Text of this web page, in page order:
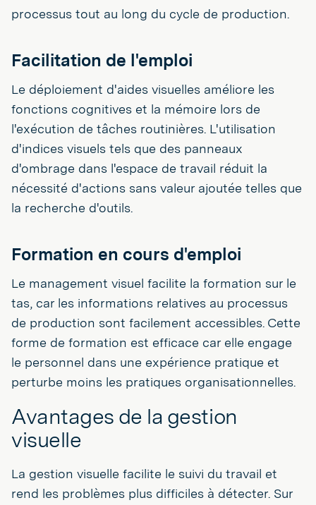
processus tout au long du cycle de production.
Facilitation de l'emploi
Le déploiement d'aides visuelles améliore les
fonctions cognitives et la mémoire lors de
l'exécution de tâches routinières. L'utilisation
d'indices visuels tels que des panneaux
d'ombrage dans l'espace de travail réduit la
nécessité d'actions sans valeur ajoutée telles que
la recherche d'outils.
Formation en cours d'emploi
Le management visuel facilite la formation sur le
tas, car les informations relatives au processus
de production sont facilement accessibles. Cette
forme de formation est efficace car elle engage
le personnel dans une expérience pratique et
perturbe moins les pratiques organisationnelles.
Avantages de la gestion
visuelle
La gestion visuelle facilite le suivi du travail et
rend les problèmes plus difficiles à détecter. Sur